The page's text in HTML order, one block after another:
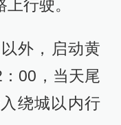
行驶。
外，启动黄
00，当天尾
绕城以内行